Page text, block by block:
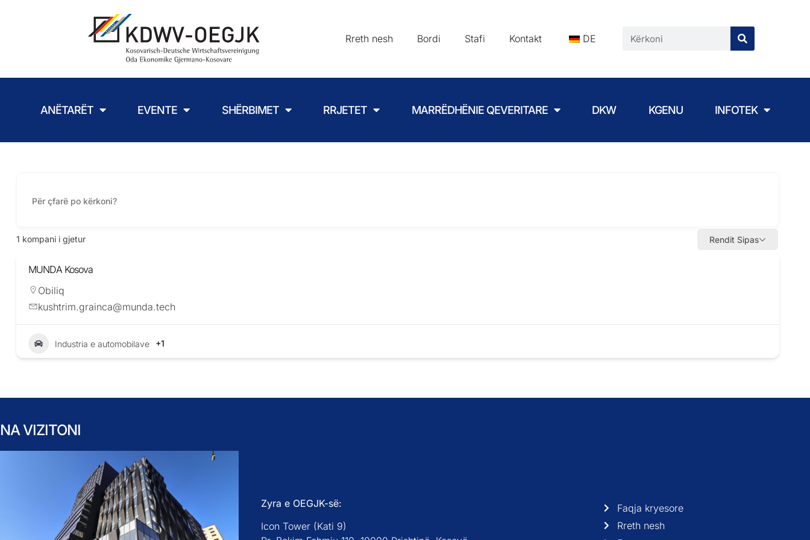
Rreth nesh Bordi Stafi Kontakt DE
ANËTARËT EVENTE SHËRBIMET RRJETET MARRËDHËNIE QEVERITARE DKW KGENU INFOTEK
1 kompani i gjetur Rendit Sipas
MUNDA Kosova
Obiliq
kushtrim.grainca@munda.tech
Industria e automobilave +1
NA VIZITONI
Zyra e OEGJK-së:
Icon Tower (Kati 9)
Faqja kryesore
Rreth nesh